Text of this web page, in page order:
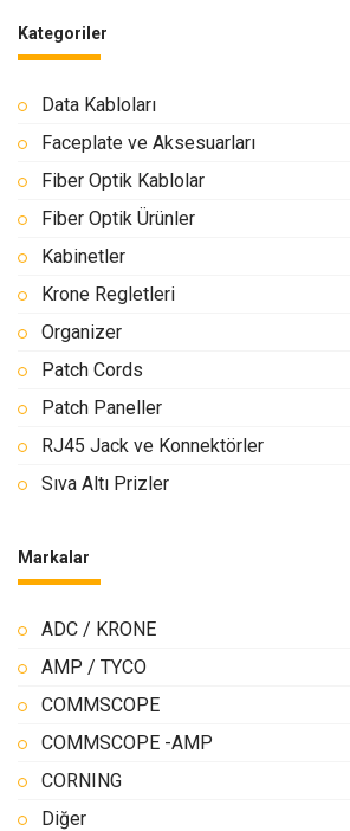
Kategoriler
Data Kabloları
Faceplate ve Aksesuarları
Fiber Optik Kablolar
Fiber Optik Ürünler
Kabinetler
Krone Regletleri
Organizer
Patch Cords
Patch Paneller
RJ45 Jack ve Konnektörler
Sıva Altı Prizler
Markalar
ADC / KRONE
AMP / TYCO
COMMSCOPE
COMMSCOPE -AMP
CORNING
Diğer